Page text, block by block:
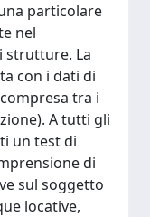
particolare
nel
strutture. La
con i dati di
tra i
A tutti gli
un test di
di
sul soggetto
locative,